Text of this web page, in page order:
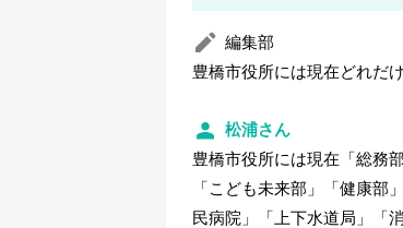
編集部
豊橋市役所には現在どれだ
松浦さん
豊橋市役所には現在「総務
「こども未来部」「健康部
民病院」「上下水道局」「